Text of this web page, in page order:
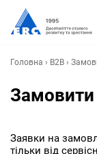
Головна › B2B ›
Замовити
Заявки на
тільки від